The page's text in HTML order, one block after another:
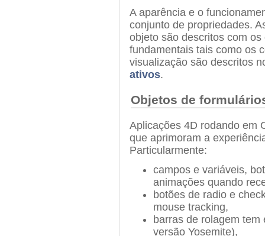
A aparência e o
conjunto de propriedades.
objeto são descritos com
fundamentais tais como os
visualização são descritos
ativos.
Objetos de
Aplicações 4D rodando em
que aprimoram a
Particularmente:
campos e variáveis,
animações quando
botões de radio e
mouse tracking,
barras de rolagem
versão Yosemite),